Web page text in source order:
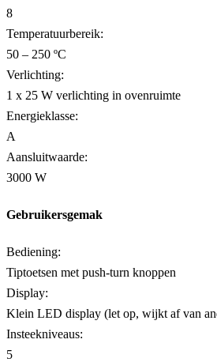
8
Temperatuurbereik:
50 – 250 ºC
Verlichting:
1 x 25 W verlichting in ovenruimte
Energieklasse:
A
Aansluitwaarde:
3000 W
Gebruikersgemak
Bediening:
Tiptoetsen met push-turn knoppen
Display:
Klein LED display (let op, wijkt af van
Insteekniveaus:
5